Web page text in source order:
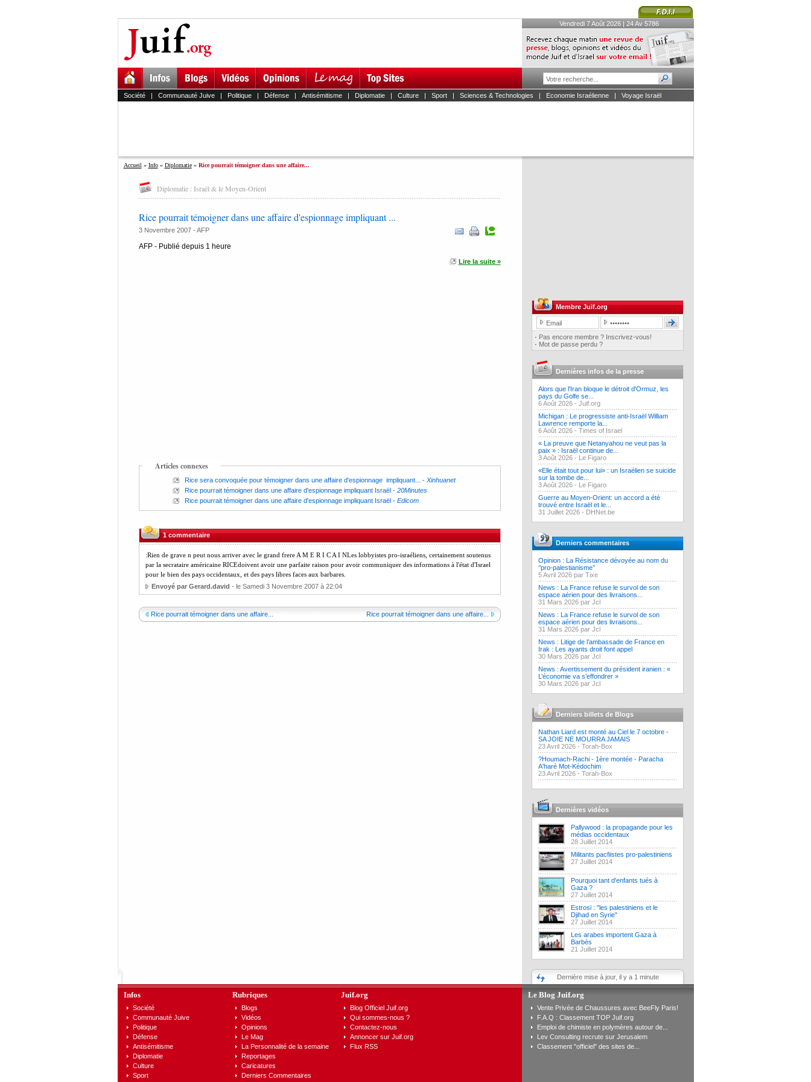
Vendredi 7 Août 2026 | 24 Av 5786
Société| Communauté Juive| Politique| Défense| Antisémitisme| Diplomatie| Culture| Sport| Sciences & Technologies | Economie Israélienne| Voyage Israël
Accueil » Info» Diplomatie» Rice pourrait témoigner dans une affaire...
Diplomatie : Israël & le Moyen-Orient
Rice pourrait témoigner dans une affaire d'espionnage impliquant ...
3 Novembre 2007 - AFP
AFP - Publié depuis 1 heure
Lire la suite »
Articles connexes
Rice sera convoquée pour témoigner dans une affaire d'espionnage impliquant... - Xinhuanet
Rice pourrait témoigner dans une affaire d'espionnage impliquant Israël- 20Minutes
Rice pourrait témoigner dans une affaire d'espionnage impliquant Israël- Edicom
1 commentaire
:Rien de grave n peut nous arriver avec le grand frere A M E R I C A I NLes lobbyistes pro-israéliens, certainement soutenus
par la secrataire américaine RICEdoivent avoir une parfaite raison pour avoir communiquer des informations à l'état d'Israel
pour le bien des pays occidentaux, et des pays libres faces aux barbares.
Envoyé par Gerard.david - le Samedi 3 Novembre 2007 à 22:04
Rice pourrait témoigner dans une affaire... Rice pourrait témoigner dans une affaire...
Membre Juif.org
· Pas encore membre ? Inscrivez-vous!
· Mot de passe perdu ?
Dernières infos de la presse
Alors que l'Iran bloque le détroit d'Ormuz, les
pays du Golfe se...
6 Août 2026 - Juif.org
Michigan : Le progressiste anti-Israël William
Lawrence remporte la...
6 Août 2026 - Times of Israel
« La preuve que Netanyahou ne veut pas la
paix » : Israël continue de...
3 Août 2026 - Le Figaro
«Elle était tout pour lui» : un Israélien se suicide
sur la tombe de...
3 Août 2026 - Le Figaro
Guerre au Moyen-Orient: un accord a été
trouvé entre Israël et le...
31 Juillet 2026 - DHNet.be
Derniers commentaires
Opinion : La Résistance dévoyée au nom du
‘’pro-palestianisme’’
5 Avril 2026 par Tixe
News : La France refuse le survol de son
espace aérien pour des livraisons...
31 Mars 2026 par Jcl
News : La France refuse le survol de son
espace aérien pour des livraisons...
31 Mars 2026 par Jcl
News : Litige de l’ambassade de France en
Irak : Les ayants droit font appel
30 Mars 2026 par Jcl
News : Avertissement du président iranien : «
L’économie va s’effondrer »
30 Mars 2026 par Jcl
Derniers billets de Blogs
Nathan Liard est monté au Ciel le 7 octobre -
SA JOIE NE MOURRA JAMAIS
23 Avril 2026 - Torah-Box
?Houmach-Rachi - 1ère montée - Paracha
A'haré Mot-Kédochim
23 Avril 2026 - Torah-Box
Dernières vidéos
Pallywood : la propagande pour les
médias occidentaux
28 Juillet 2014
Militants pacfiistes pro-palestiniens
27 Juillet 2014
Pourquoi tant d'enfants tués à
Gaza ?
27 Juillet 2014
Estrosi : "les palestiniens et le
Djihad en Syrie"
27 Juillet 2014
Les arabes importent Gaza à
Barbès
21 Juillet 2014
Dernière mise à jour, il y a 1 minute
Infos
Société
Communauté Juive
Politique
Défense
Antisémitisme
Diplomatie
Culture
Sport
Rubriques
Blogs
Vidéos
Opinions
Le Mag
La Personnalité de la semaine
Reportages
Caricatures
Derniers Commentaires
Juif.org
Blog Officiel Juif.org
Qui sommes-nous ?
Contactez-nous
Annoncer sur Juif.org
Flux RSS
Le Blog Juif.org
Vente Privée de Chaussures avec BeeFly Paris!
F.A.Q : Classement TOP Juif.org
Emploi de chimiste en polymères autour de...
Lev Consulting recrute sur Jerusalem
Classement "officiel" des sites de...